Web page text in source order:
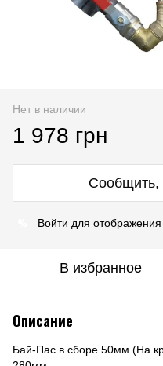
Нет в наличии
1 978 грн
Сообщить,
Войти для отображения
В избранное
Описание
Бай-Пас в сборе 50мм (На